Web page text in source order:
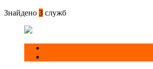
Знайдено 3 служб